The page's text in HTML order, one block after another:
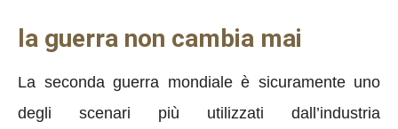
la guerra non cambia mai
La seconda guerra mondiale è sicuramente uno
degli scenari più utilizzati dall’industria